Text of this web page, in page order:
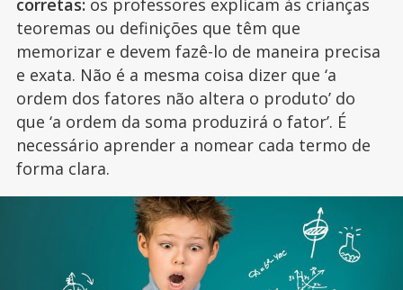
corretas: os professores explicam às crianças
teoremas ou definições que têm que
memorizar e devem fazê-lo de maneira precisa
e exata. Não é a mesma coisa dizer que ‘a
ordem dos fatores não altera o produto’ do
que ‘a ordem da soma produzirá o fator’. É
necessário aprender a nomear cada termo de
forma clara.